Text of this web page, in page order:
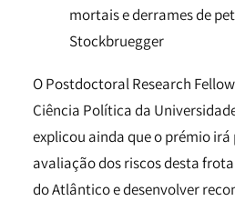
mortais e derrames de
Stockbruegger
O Postdoctoral Research
Ciência Política da
explicou ainda que o prémio
avaliação dos riscos desta
do Atlântico e desenvolver